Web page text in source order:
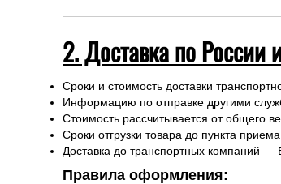
2. Доставка по
Сроки и стоимость доставки
Информацию по отправке другими
Стоимость рассчитывается от общего
Сроки отгрузки товара до пункта
Доставка до транспортных компаний —
Правила оформления: